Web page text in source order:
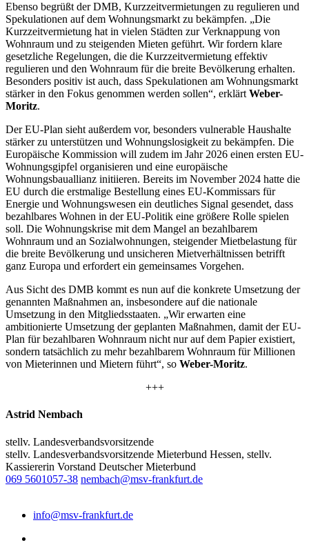
Ebenso begrüßt der DMB, Kurzzeitvermietungen zu regulieren und
Spekulationen auf dem Wohnungsmarkt zu bekämpfen. „Die
Kurzzeitvermietung hat in vielen Städten zur Verknappung von
Wohnraum und zu steigenden Mieten geführt. Wir fordern klare
gesetzliche Regelungen, die die Kurzzeitvermietung effektiv
regulieren und den Wohnraum für die breite Bevölkerung erhalten.
Besonders positiv ist auch, dass Spekulationen am Wohnungsmarkt
stärker in den Fokus genommen werden sollen“, erklärt Weber-
Moritz.
Der EU-Plan sieht außerdem vor, besonders vulnerable Haushalte
stärker zu unterstützen und Wohnungslosigkeit zu bekämpfen. Die
Europäische Kommission will zudem im Jahr 2026 einen ersten EU-
Wohnungsgipfel organisieren und eine europäische
Wohnungsbauallianz initiieren. Bereits im November 2024 hatte die
EU durch die erstmalige Bestellung eines EU-Kommissars für
Energie und Wohnungswesen ein deutliches Signal gesendet, dass
bezahlbares Wohnen in der EU-Politik eine größere Rolle spielen
soll. Die Wohnungskrise mit dem Mangel an bezahlbarem
Wohnraum und an Sozialwohnungen, steigender Mietbelastung für
die breite Bevölkerung und unsicheren Mietverhältnissen betrifft
ganz Europa und erfordert ein gemeinsames Vorgehen.
Aus Sicht des DMB kommt es nun auf die konkrete Umsetzung der
genannten Maßnahmen an, insbesondere auf die nationale
Umsetzung in den Mitgliedsstaaten. „Wir erwarten eine
ambitionierte Umsetzung der geplanten Maßnahmen, damit der EU-
Plan für bezahlbaren Wohnraum nicht nur auf dem Papier existiert,
sondern tatsächlich zu mehr bezahlbarem Wohnraum für Millionen
von Mieterinnen und Mietern führt“, so Weber-Moritz.
+++
Astrid Nembach
stellv. Landesverbandsvorsitzende
stellv. Landesverbandsvorsitzende Mieterbund Hessen, stellv.
Kassiererin Vorstand Deutscher Mieterbund
069 5601057-38 nembach@msv-frankfurt.de
info@msv-frankfurt.de